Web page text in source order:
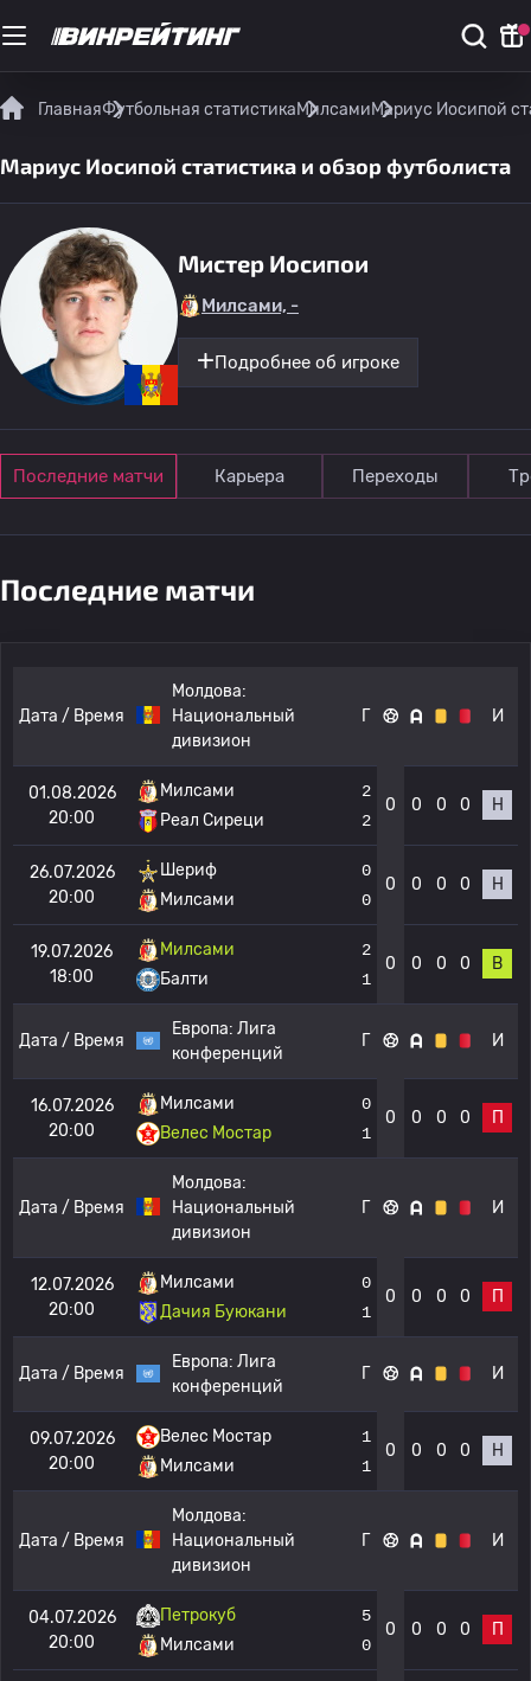
ГлавнаяФутбольная статистикаМилсамиМариус Иосипой
Мариус Иосипой статистика и обзор футболиста
Мистер Иосипои
Милсами, -
Подробнее об игроке
Последние матчи Карьера Переходы
Последние матчи
Дата / Время
Молдова:
Национальный
дивизион
Г И
01.08.2026
20:00
Милсами
Реал Сиреци
2
2
0 0 0 0 Н
26.07.2026
20:00
Шериф
Милсами
0
0
0 0 0 0 Н
19.07.2026
18:00
Милсами
Балти
2
1
0 0 0 0 В
Дата / Время
Европа: Лига
конференций
Г И
16.07.2026
20:00
Милсами
Велес Мостар
0
1
0 0 0 0 П
Дата / Время
Молдова:
Национальный
дивизион
Г И
12.07.2026
20:00
Милсами
Дачия Буюкани
0
1
0 0 0 0 П
Дата / Время
Европа: Лига
конференций
Г И
09.07.2026
20:00
Велес Мостар
Милсами
1
1
0 0 0 0 Н
Дата / Время
Молдова:
Национальный
дивизион
Г И
04.07.2026
20:00
Петрокуб
Милсами
5
0
0 0 0 0 П